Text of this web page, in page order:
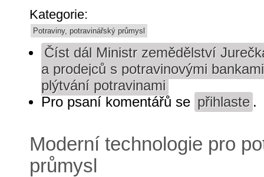
Kategorie:
Potraviny, potravinářský průmysl
Číst dál Ministr zemědělství
a prodejců s potravinovými
plýtvání potravinami
Pro psaní komentářů se přihlaste .
Moderní technologie pro
průmysl